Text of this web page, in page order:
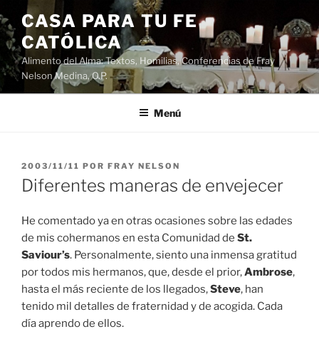
Saltar
al
contenido
CASA PARA TU FE
CATÓLICA
Alimento del Alma: Textos, Homilias, Conferencias de Fray
Nelson Medina, O.P.
Menú
PUBLICADO
EL
2003/11/11 POR FRAY NELSON
Diferentes maneras de envejecer
He comentado ya en otras ocasiones sobre las edades
de mis cohermanos en esta Comunidad de St.
Saviour’s. Personalmente, siento una inmensa gratitud
por todos mis hermanos, que, desde el prior,Ambrose,
hasta el más reciente de los llegados,Steve, han
tenido mil detalles de fraternidad y de acogida. Cada
día aprendo de ellos.